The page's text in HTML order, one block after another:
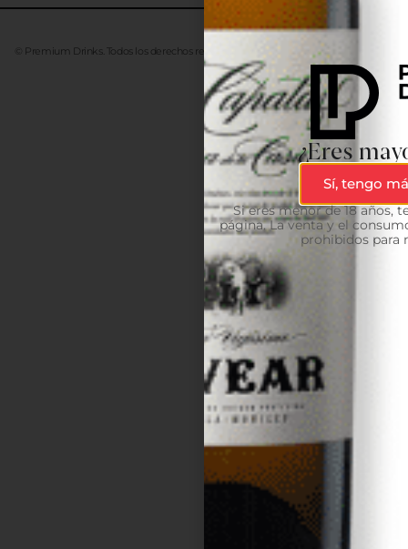
© Premium Drinks. Todos los derechos reservados. Desarrollado Advanze
¿Eres
Sí, tengo
Si eres menor de 18 años,
página. La venta y el
prohibidos para